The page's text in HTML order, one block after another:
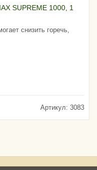
SUPREME 1000, 1
снизить горечь,
Артикул: 3083